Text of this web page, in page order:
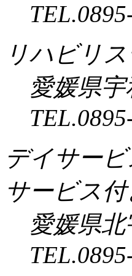
リハビリ
愛媛県宇
デイサー
サービス
愛媛県